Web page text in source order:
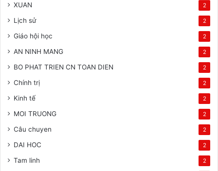
XUAN 2
Lịch sử 2
Giáo hội học 2
AN NINH MANG 2
BO PHAT TRIEN CN TOAN DIEN 2
Chính trị 2
Kinh tế 2
MOI TRUONG 2
Câu chuyen 2
DAI HOC 2
Tam linh 2